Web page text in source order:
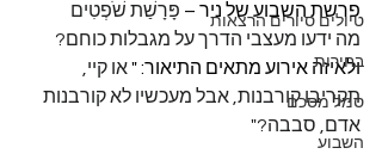
טיולים סיורים הרצאות
בחירות
סמל מסכם
השבוע
פרשת השבוע של ניר – פָּרָשַׁת שֹׁפְטִים
מה ידעו מעצבי הדרך על מגבלות כוחם?
ולאיזה אירוע מתאים התיאור: " או קיי,
תקריבו קורבנות, אבל מעכשיו לא קורבנות
אדם, סבבה?"